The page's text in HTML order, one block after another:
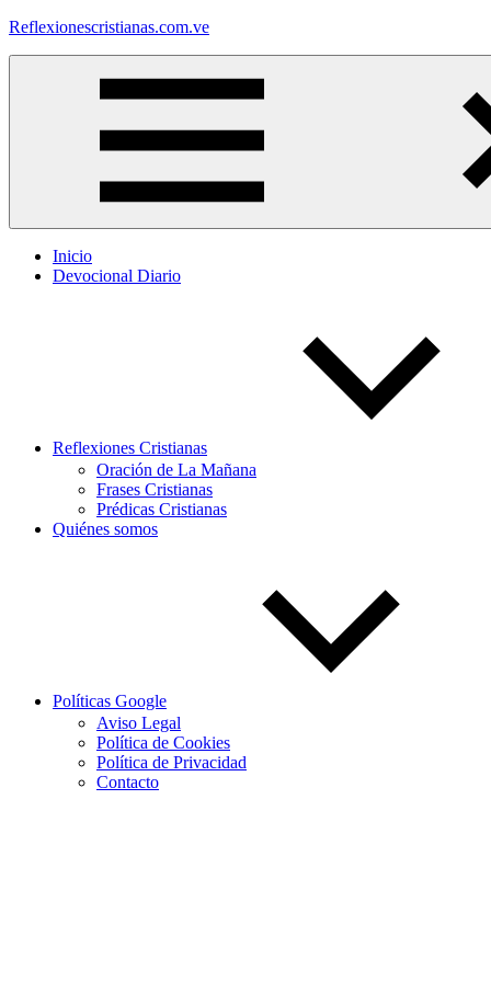
Saltar
Reflexionescristianas.com.ve
Inicio
Devocional Diario
Reflexiones Cristianas
Oración de La Mañana
Frases Cristianas
Prédicas Cristianas
Quiénes somos
Políticas Google
Aviso Legal
Política de Cookies
Política de Privacidad
Contacto